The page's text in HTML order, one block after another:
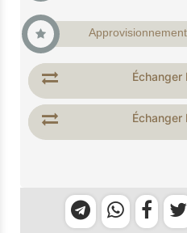
Échanger
Échanger